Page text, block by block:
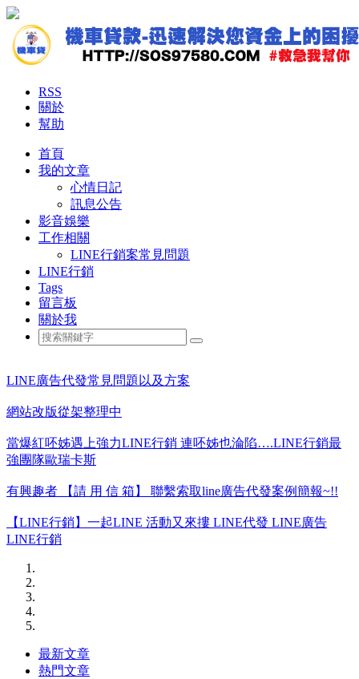
RSS
關於
幫助
首頁
我的文章
心情日記
訊息公告
影音娛樂
工作相關
LINE行銷案常見問題
LINE行銷
Tags
留言板
關於我
LINE廣告代發常見問題以及方案
網站改版從架整理中
當爆紅呸姊遇上強力LINE行銷 連呸姊也淪陷….LINE行銷最
強團隊歐瑞卡斯
有興趣者 【請 用 信 箱】 聯繫索取line廣告代發案例簡報~!!
【LINE行銷】一起LINE 活動又來摟 LINE代發 LINE廣告
LINE行銷
最新文章
熱門文章